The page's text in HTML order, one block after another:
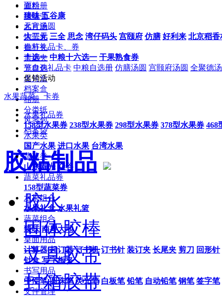
面粉
臻味 五谷康
元宵汤圆
大三元 三全 思念 湾仔码头 宫颐府 仿膳 好利来 北京稻香
春节礼品卡、券
十选一 中粮十六选一 干果熟食券
节自选礼品卡 中粮自选册 仿膳汤圆 宫颐府汤圆 全聚德
促销活动
水果蔬菜、卡券
水果礼品券
158型水果券 238型水果券 298型水果券 378型水果券 468
水果类
国产水果 进口水果 台湾水果
蔬菜类
山东寿光 众谷
蔬菜礼品券
158型蔬菜券
水果组合
水果礼盒 水果礼篮
蔬菜组合
臻味 南粤大地
桌面用品
计算器 起订器 订书机 订书针 装订夹 长尾夹 剪刀 回形针
针盒 写字板夹
书写用品
中性笔 圆珠笔 荧光笔 白板笔 铅笔 自动铅笔 钢笔 签字笔
文件管理
资料册
挂快劳
名片册
快劳夹
抽杆夹
票据夹
光盘包
名片盒
档案盒
相册
分类纸
风琴包
档案袋
胶粘制品
胶水
固体胶棒
文具胶带
封箱胶带